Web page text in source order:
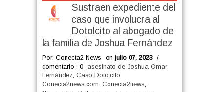
Sustraen expediente del
caso que involucra al
Dotolcito al abogado de
la familia de Joshua Fernández
Por: Conecta2 News on julio 07, 2023
/
comentario : 0
asesinato de Joshua Omar
Fernández, Caso Dotolcito,
Conecta2news.com. Conecta2news,